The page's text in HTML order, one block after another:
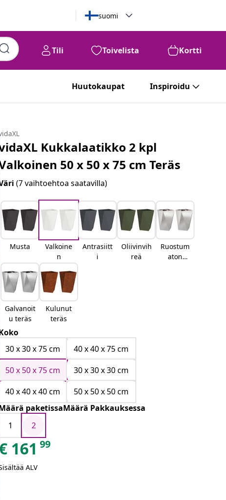
suomi
Tili Toivelista Kortti
Huutokaupat Inspiroidu
Kukkalaatikko 2 kpl
50 x 50 x 75 cm Teräs
(7 vaihtoehtoa saatavilla)
Musta
Valkoine
n
Antrasiitt
i
Oliivinvih
reä
Ruostum
aton
Galvanoit
u teräs
Kulunut
teräs
30 x 30 x 75 cm
40 x 40 x 75 cm
50 x 50 x 75 cm
30 x 30 x 30 cm
40 x 40 x 40 cm
50 x 50 x 50 cm
paketissaMäärä Pakkauksessa
1
2
161 99
ALV